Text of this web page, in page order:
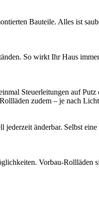
Bauteile. Alles ist
So wirkt Ihr Haus
Steuerleitungen auf
zudem – je nach
änderbar. Selbst
Vorbau-Rollläden